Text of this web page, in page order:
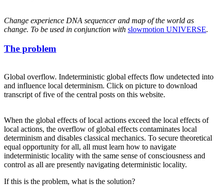
Change experience DNA sequencer and map of the world as
change. To be used in conjunction with slowmotion UNIVERSE.
Posted
The problem
Global overflow. Indeterministic global effects flow undetected into
and influence local determinism. Click on picture to download
transcript of five of the central posts on this website.
When the global effects of local actions exceed the local effects of
local actions, the overflow of global effects contaminates local
determinism and disables classical mechanics. To secure theoretical
equal opportunity for all, all must learn how to navigate
indeterministic locality with the same sense of consciousness and
control as all are presently navigating deterministic locality.
If this is the problem, what is the solution?